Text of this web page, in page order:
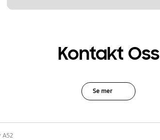
Kontakt Oss
Se mer
A52